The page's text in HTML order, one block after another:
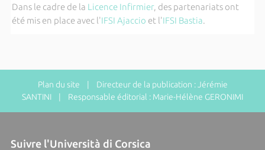
Dans le cadre de la Licence Infirmier, des partenariats ont
été mis en place avec l'IFSI Ajaccio et l'IFSI Bastia.
Plan du site | Directeur de la publication : Jérémie
SANTINI | Responsable éditorial : Marie-Hélène GERONIMI
Suivre l'Università di Corsica